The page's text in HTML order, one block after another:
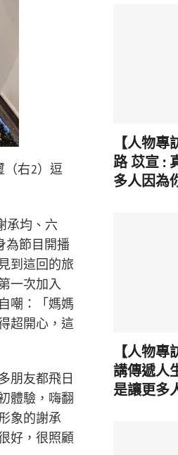
（右2）逗
承均、六
為節目開播
到這回的旅
一次加入
嘲：「媽媽
超開心，這
朋友都飛日
體驗，嗨翻
象的謝承
好，很照顧
【人物
路 苡宣 :
多人因為
【人物
講傳遞人
是讓更多